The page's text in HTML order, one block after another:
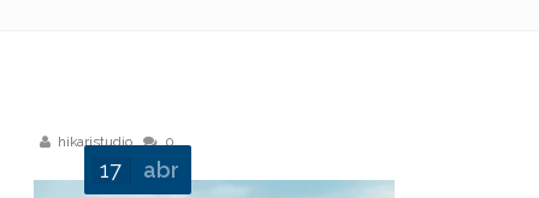
hikaristudio 0
17 abr